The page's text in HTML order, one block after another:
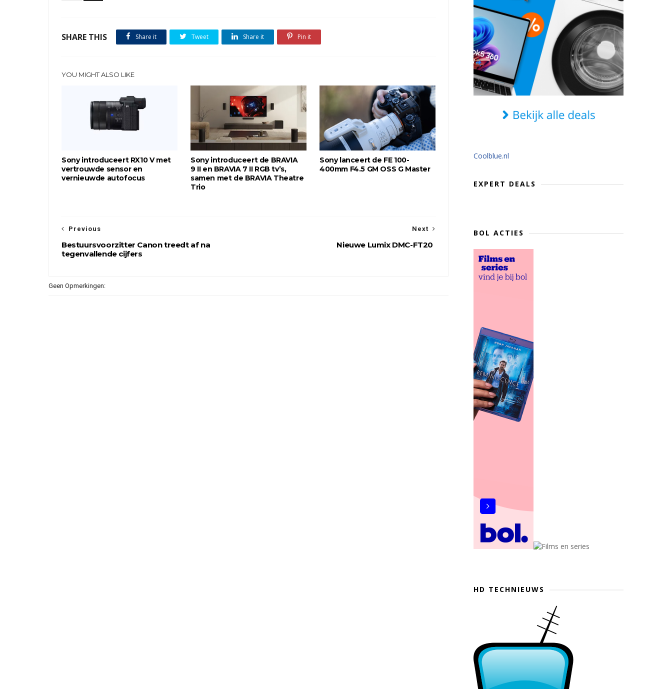
SHARE THIS Share it Tweet Share it Pin it
YOU MIGHT ALSO LIKE
Sony introduceert RX10 V met
vertrouwde sensor en
vernieuwde autofocus
Sony introduceert de BRAVIA
9 II en BRAVIA 7 II RGB tv’s,
samen met de BRAVIA Theatre
Trio
Sony lanceert de FE 100-
400mm F4.5 GM OSS G Master
Next
Nieuwe Lumix DMC-FT20
Previous
Bestuursvoorzitter Canon treedt af na
tegenvallende cijfers
Geen Opmerkingen:
Coolblue.nl
EXPERT DEALS
BOL ACTIES
HD TECHNIEUWS